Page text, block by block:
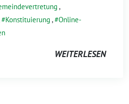
,
Konstituierung , Online-
WEITERLESEN